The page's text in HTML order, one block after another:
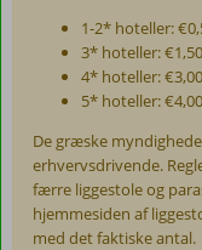
1-2* hoteller:
3* hoteller:
4* hoteller:
5* hoteller:
De græske
erhvervsdrivende.
færre liggestole og
hjemmesiden af
med det faktiske antal.